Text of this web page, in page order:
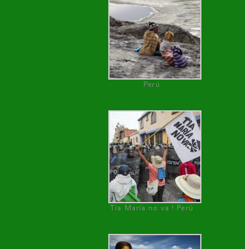
Perú
Tía María no va ! Perú